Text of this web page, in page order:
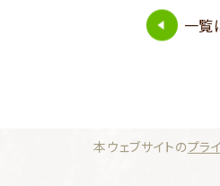
一覧
本ウェブサイトのプラ